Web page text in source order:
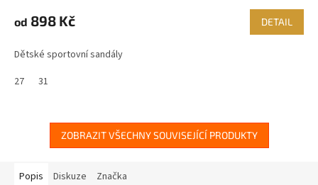
od 898 Kč DETAIL
Dětské sportovní sandály
27
31
ZOBRAZIT VŠECHNY SOUVISEJÍCÍ PRODUKTY
Popis Diskuze Značka